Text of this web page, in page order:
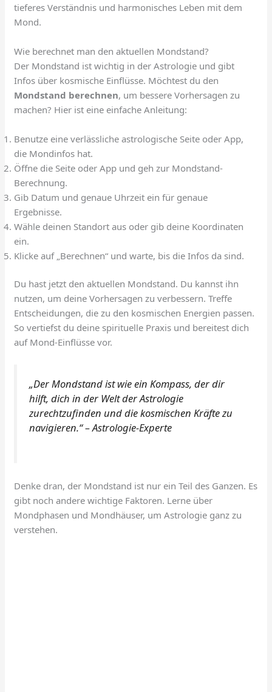
tieferes Verständnis und harmonisches Leben mit dem
Mond.
Wie berechnet man den aktuellen Mondstand?
Der Mondstand ist wichtig in der Astrologie und gibt
Infos über kosmische Einflüsse. Möchtest du den
Mondstand berechnen, um bessere Vorhersagen zu
machen? Hier ist eine einfache Anleitung:
Benutze eine verlässliche astrologische Seite oder App,
die Mondinfos hat.
Öffne die Seite oder App und geh zur Mondstand-
Berechnung.
Gib Datum und genaue Uhrzeit ein für genaue
Ergebnisse.
Wähle deinen Standort aus oder gib deine Koordinaten
ein.
Klicke auf „Berechnen“ und warte, bis die Infos da sind.
Du hast jetzt den aktuellen Mondstand. Du kannst ihn
nutzen, um deine Vorhersagen zu verbessern. Treffe
Entscheidungen, die zu den kosmischen Energien passen.
So vertiefst du deine spirituelle Praxis und bereitest dich
auf Mond-Einflüsse vor.
„Der Mondstand ist wie ein Kompass, der dir
hilft, dich in der Welt der Astrologie
zurechtzufinden und die kosmischen Kräfte zu
navigieren.“ – Astrologie-Experte
Denke dran, der Mondstand ist nur ein Teil des Ganzen. Es
gibt noch andere wichtige Faktoren. Lerne über
Mondphasen und Mondhäuser, um Astrologie ganz zu
verstehen.